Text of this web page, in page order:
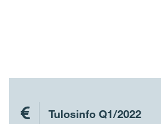
Tulosinfo Q1/2022